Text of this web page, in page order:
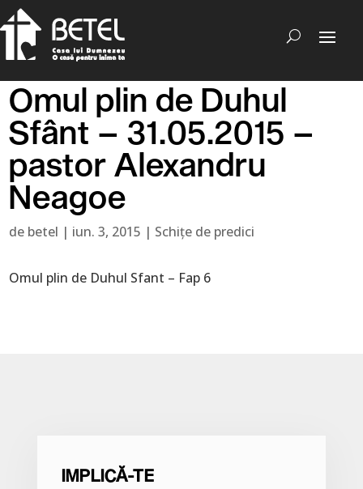
Omul plin de Duhul
Sfânt – 31.05.2015 –
pastor Alexandru
Neagoe
de betel | iun. 3, 2015 | Schițe de predici
Omul plin de Duhul Sfant – Fap 6
IMPLICĂ-TE